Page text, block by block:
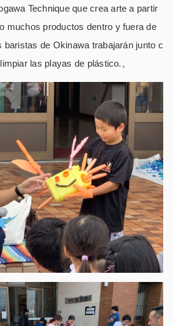
Technique que crea arte a partir
muchos productos dentro y fuera de
baristas de Okinawa trabajarán junto c
las playas de plástico.。